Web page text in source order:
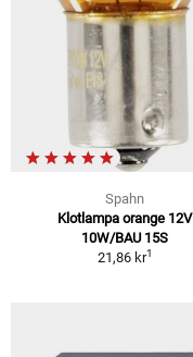
Spahn
Klotlampa orange 12V
10W/BAU 15S
21,86 kr1